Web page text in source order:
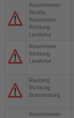
Rosenheimer
Straße,
Rosenheim
Richtung
Landshut
Rosenheim
Richtung
Landshut
Raubling
Richtung
Brannenburg
Rosenheimer